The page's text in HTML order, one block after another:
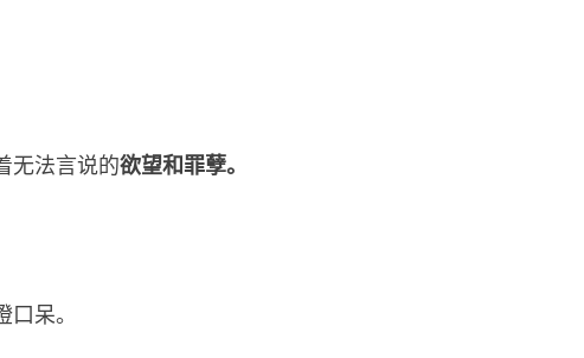
无法言说的欲望和罪孽。
呆。